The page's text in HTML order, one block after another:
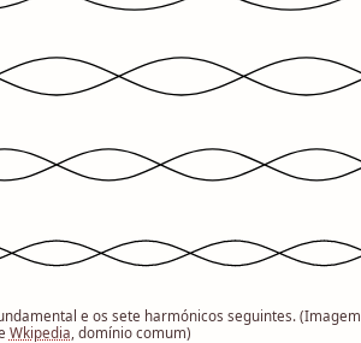
e os sete harmónicos seguintes. (Imagem
Wkipedia , domínio comum)